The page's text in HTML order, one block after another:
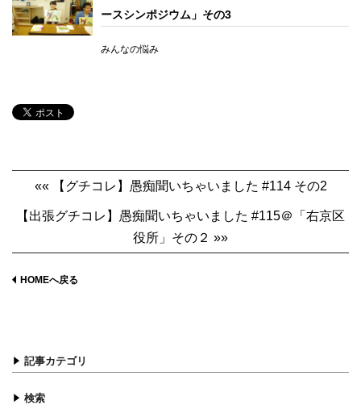
ースシンポジウム」その3
みんなの悩み
«« 【グチコレ】愚痴聞いちゃいました #114 その2
【出張グチコレ】愚痴聞いちゃいました #115＠「右京区
役所」その２ »»
HOMEへ戻る
記事カテゴリ
検索